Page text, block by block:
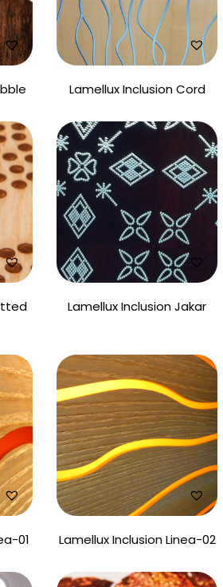
Lamellux Inclusion Cord
Lamellux Inclusion Jakar
01 Lamellux Inclusion Linea-02